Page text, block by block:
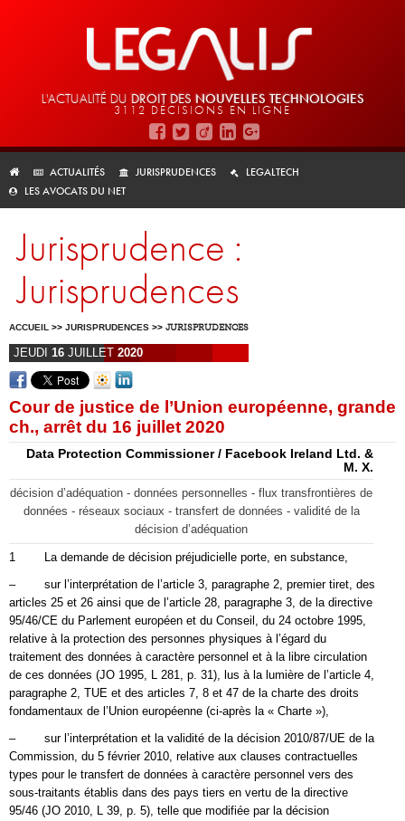
L'ACTUALITÉ DU DROIT DES NOUVELLES TECHNOLOGIES
3112 DÉCISIONS EN LIGNE
ACTUALITÉS JURISPRUDENCES
LEGALTECH
LES AVOCATS DU NET
Jurisprudence :
Jurisprudences
ACCUEIL >> JURISPRUDENCES >> JURISPRUDENCES
JEUDI 16 JUILLET 2020
Cour de justice de l’Union européenne, grande
ch., arrêt du 16 juillet 2020
Data Protection Commissioner / Facebook Ireland Ltd. &
M. X.
décision d’adéquation - données personnelles - flux transfrontières de
données - réseaux sociaux - transfert de données - validité de la
décision d’adéquation
1 La demande de décision préjudicielle porte, en substance,
– sur l’interprétation de l’article 3, paragraphe 2, premier tiret, des
articles 25 et 26 ainsi que de l’article 28, paragraphe 3, de la directive
95/46/CE du Parlement européen et du Conseil, du 24 octobre 1995,
relative à la protection des personnes physiques à l’égard du
traitement des données à caractère personnel et à la libre circulation
de ces données (JO 1995, L 281, p. 31), lus à la lumière de l’article 4,
paragraphe 2, TUE et des articles 7, 8 et 47 de la charte des droits
fondamentaux de l’Union européenne (ci-après la « Charte »),
– sur l’interprétation et la validité de la décision 2010/87/UE de la
Commission, du 5 février 2010, relative aux clauses contractuelles
types pour le transfert de données à caractère personnel vers des
sous-traitants établis dans des pays tiers en vertu de la directive
95/46 (JO 2010, L 39, p. 5), telle que modifiée par la décision